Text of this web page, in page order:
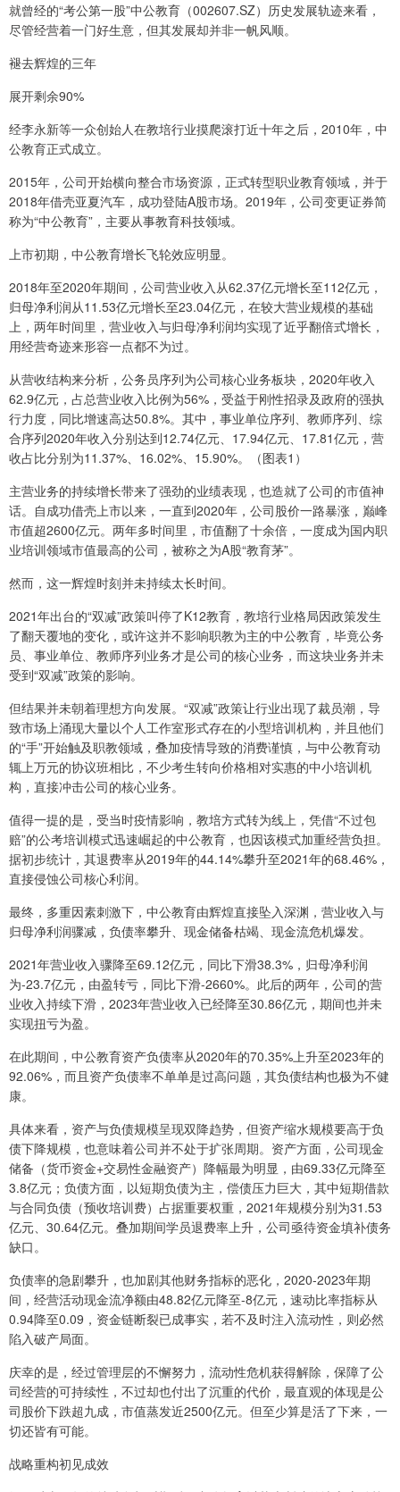
就曾经的“考公第一股”中公教育（002607.SZ）历史发展轨迹来看，
尽管经营着一门好生意，但其发展却并非一帆风顺。
褪去辉煌的三年
展开剩余90%
经李永新等一众创始人在教培行业摸爬滚打近十年之后，2010年，中
公教育正式成立。
2015年，公司开始横向整合市场资源，正式转型职业教育领域，并于
2018年借壳亚夏汽车，成功登陆A股市场。2019年，公司变更证券简
称为“中公教育”，主要从事教育科技领域。
上市初期，中公教育增长飞轮效应明显。
2018年至2020年期间，公司营业收入从62.37亿元增长至112亿元，
归母净利润从11.53亿元增长至23.04亿元，在较大营业规模的基础
上，两年时间里，营业收入与归母净利润均实现了近乎翻倍式增长，
用经营奇迹来形容一点都不为过。
从营收结构来分析，公务员序列为公司核心业务板块，2020年收入
62.9亿元，占总营业收入比例为56%，受益于刚性招录及政府的强执
行力度，同比增速高达50.8%。其中，事业单位序列、教师序列、综
合序列2020年收入分别达到12.74亿元、17.94亿元、17.81亿元，营
收占比分别为11.37%、16.02%、15.90%。（图表1）
主营业务的持续增长带来了强劲的业绩表现，也造就了公司的市值神
话。自成功借壳上市以来，一直到2020年，公司股价一路暴涨，巅峰
市值超2600亿元。两年多时间里，市值翻了十余倍，一度成为国内职
业培训领域市值最高的公司，被称之为A股“教育茅”。
然而，这一辉煌时刻并未持续太长时间。
2021年出台的“双减”政策叫停了K12教育，教培行业格局因政策发生
了翻天覆地的变化，或许这并不影响职教为主的中公教育，毕竟公务
员、事业单位、教师序列业务才是公司的核心业务，而这块业务并未
受到“双减”政策的影响。
但结果并未朝着理想方向发展。“双减”政策让行业出现了裁员潮，导
致市场上涌现大量以个人工作室形式存在的小型培训机构，并且他们
的“手”开始触及职教领域，叠加疫情导致的消费谨慎，与中公教育动
辄上万元的协议班相比，不少考生转向价格相对实惠的中小培训机
构，直接冲击公司的核心业务。
值得一提的是，受当时疫情影响，教培方式转为线上，凭借“不过包
赔”的公考培训模式迅速崛起的中公教育，也因该模式加重经营负担。
据初步统计，其退费率从2019年的44.14%攀升至2021年的68.46%，
直接侵蚀公司核心利润。
最终，多重因素刺激下，中公教育由辉煌直接坠入深渊，营业收入与
归母净利润骤减，负债率攀升、现金储备枯竭、现金流危机爆发。
2021年营业收入骤降至69.12亿元，同比下滑38.3%，归母净利润
为-23.7亿元，由盈转亏，同比下滑-2660%。此后的两年，公司的营
业收入持续下滑，2023年营业收入已经降至30.86亿元，期间也并未
实现扭亏为盈。
在此期间，中公教育资产负债率从2020年的70.35%上升至2023年的
92.06%，而且资产负债率不单单是过高问题，其负债结构也极为不健
康。
具体来看，资产与负债规模呈现双降趋势，但资产缩水规模要高于负
债下降规模，也意味着公司并不处于扩张周期。资产方面，公司现金
储备（货币资金+交易性金融资产）降幅最为明显，由69.33亿元降至
3.8亿元；负债方面，以短期负债为主，偿债压力巨大，其中短期借款
与合同负债（预收培训费）占据重要权重，2021年规模分别为31.53
亿元、30.64亿元。叠加期间学员退费率上升，公司亟待资金填补债务
缺口。
负债率的急剧攀升，也加剧其他财务指标的恶化，2020-2023年期
间，经营活动现金流净额由48.82亿元降至-8亿元，速动比率指标从
0.94降至0.09，资金链断裂已成事实，若不及时注入流动性，则必然
陷入破产局面。
庆幸的是，经过管理层的不懈努力，流动性危机获得解除，保障了公
司经营的可持续性，不过却也付出了沉重的代价，最直观的体现是公
司股价下跌超九成，市值蒸发近2500亿元。但至少算是活了下来，一
切还皆有可能。
战略重构初见成效